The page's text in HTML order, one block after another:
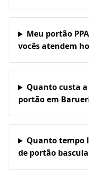
Meu portão
vocês atendem
Quanto custa
portão em
Quanto tempo
de portão